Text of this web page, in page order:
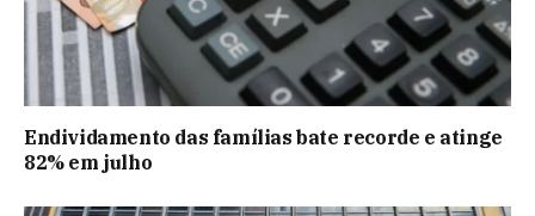
Endividamento das famílias bate recorde e atinge
82% em julho